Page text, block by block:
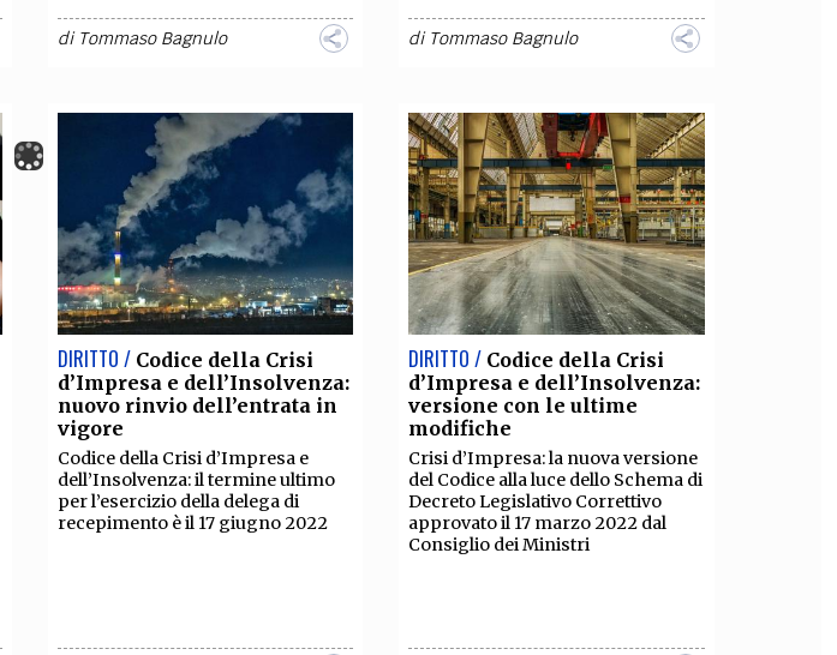
di Tommaso Bagnulo di Tommaso Bagnulo
DIRITTO / Codice della Crisi
d’Impresa e dell’Insolvenza:
nuovo rinvio dell’entrata in
vigore
Codice della Crisi d’Impresa e
dell’Insolvenza: il termine ultimo
per l’esercizio della delega di
recepimento è il 17 giugno 2022
DIRITTO / Codice della Crisi
d’Impresa e dell’Insolvenza:
versione con le ultime
modifiche
Crisi d’Impresa: la nuova versione
del Codice alla luce dello Schema di
Decreto Legislativo Correttivo
approvato il 17 marzo 2022 dal
Consiglio dei Ministri